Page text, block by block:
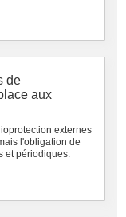
de
aux
externes
l'obligation de
et périodiques.